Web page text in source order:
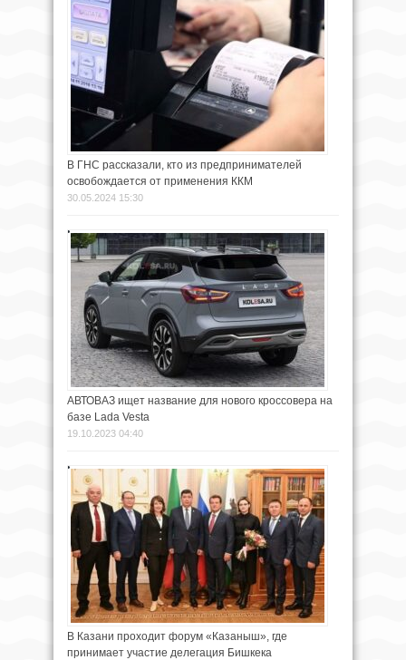
В ГНС рассказали, кто из предпринимателей
освобождается от применения ККМ
30.05.2024 15:30
АВТОВАЗ ищет название для нового кроссовера на
базе Lada Vesta
19.10.2023 04:40
В Казани проходит форум «Казаныш», где
принимает участие делегация Бишкека